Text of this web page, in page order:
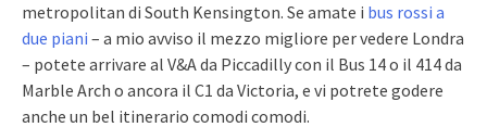
metropolitan di South Kensington. Se amate i bus rossi a
due piani – a mio avviso il mezzo migliore per vedere Londra
– potete arrivare al V&A da Piccadilly con il Bus 14 o il 414 da
Marble Arch o ancora il C1 da Victoria, e vi potrete godere
anche un bel itinerario comodi comodi.